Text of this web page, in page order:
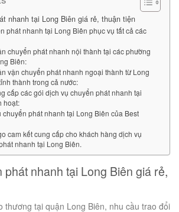
nhanh tại Long Biên giá rẻ, thuận tiện
phát nhanh tại Long Biên phục vụ tất cả các
chuyển phát nhanh nội thành tại các phường
Biên:
vận chuyển phát nhanh ngoại thành từ Long
thành trong cả nước:
cấp các gói dịch vụ chuyển phát nhanh tại
hoạt:
chuyển phát nhanh tại Long Biên của Best
cam kết cung cấp cho khách hàng dịch vụ
nhanh tại Long Biên.
phát nhanh tại Long Biên giá rẻ,
thương tại quận Long Biên, nhu cầu trao đổi